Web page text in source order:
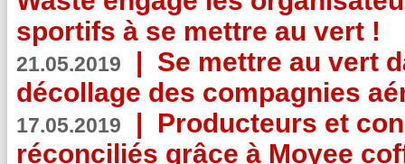
sportifs à se mettre au vert !
21.05.2019 | Se mettre au vert
décollage des compagnies
17.05.2019 | Producteurs et
réconciliés grâce à Moyee